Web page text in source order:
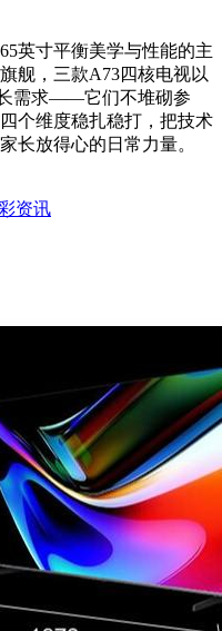
英寸平衡美学与性能的主
舰，三款A73四核电视以
需求——它们不堆砌参
个维度稳扎稳打，把技术
长放得心的日常力量。
资讯